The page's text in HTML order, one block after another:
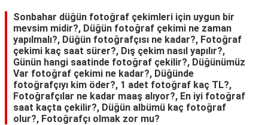
Sonbahar düğün fotoğraf çekimleri için uygun bir
mevsim midir?, Düğün fotoğraf çekimi ne zaman
yapılmalı?, Düğün fotoğrafçısı ne kadar?, Fotoğraf
çekimi kaç saat sürer?, Dış çekim nasıl yapılır?,
Günün hangi saatinde fotoğraf çekilir?, Düğünümüz
Var fotoğraf çekimi ne kadar?, Düğünde
fotoğrafçıyı kim öder?, 1 adet fotoğraf kaç TL?,
Fotoğrafçılar ne kadar maaş alıyor?, En iyi fotoğraf
saat kaçta çekilir?, Düğün albümü kaç fotoğraf
olur?, Fotoğrafçı olmak zor mu?